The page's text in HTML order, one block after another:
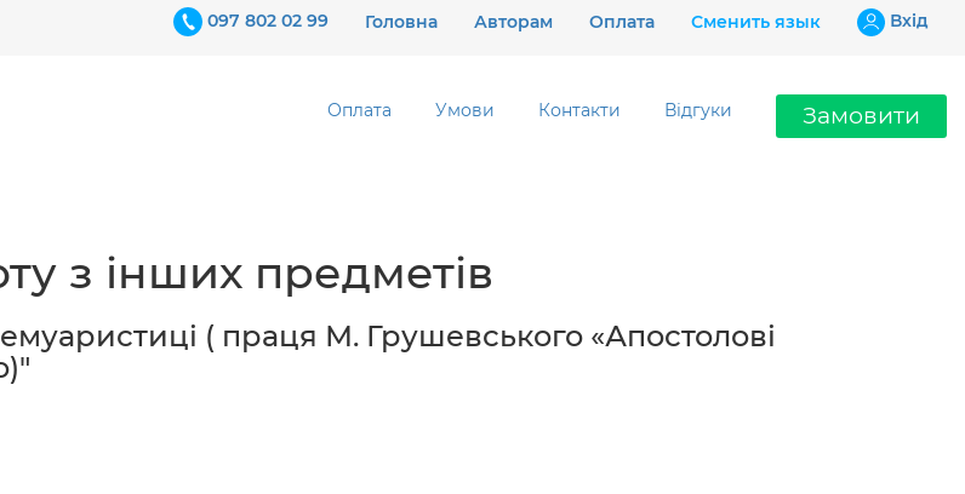
097 802 02 99 Головна Авторам Оплата Сменить язык Вхiд
Оплата Умови Контакти Відгуки Замовити
з інших предметів
( праця М. Грушевського «Апостолові